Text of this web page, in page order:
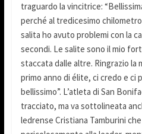
traguardo la vincitrice:
perché al tredicesimo
salita ho avuto problemi con la
secondi. Le salite sono il mio
staccata dalle altre. Ringrazio la
primo anno di élite, ci credo e ci
bellissimo”. L’atleta di San
tracciato, ma va sottolineata
ledrense Cristiana Tamburini